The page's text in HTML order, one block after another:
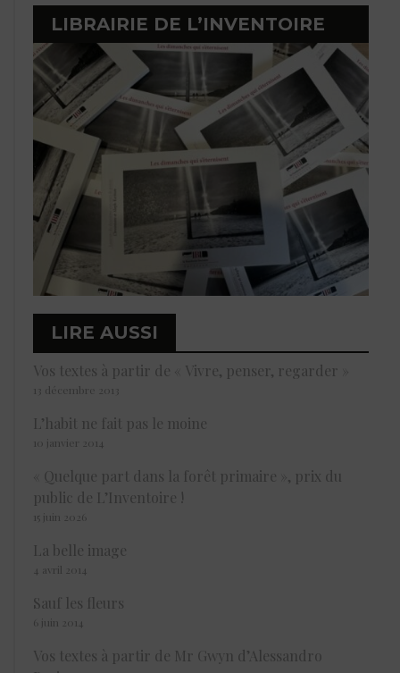
LIBRAIRIE DE L’INVENTOIRE
LIRE AUSSI
Vos textes à partir de « Vivre, penser, regarder »
13 décembre 2013
L’habit ne fait pas le moine
10 janvier 2014
« Quelque part dans la forêt primaire », prix du
public de L’Inventoire !
15 juin 2026
La belle image
4 avril 2014
Sauf les fleurs
6 juin 2014
Vos textes à partir de Mr Gwyn d’Alessandro